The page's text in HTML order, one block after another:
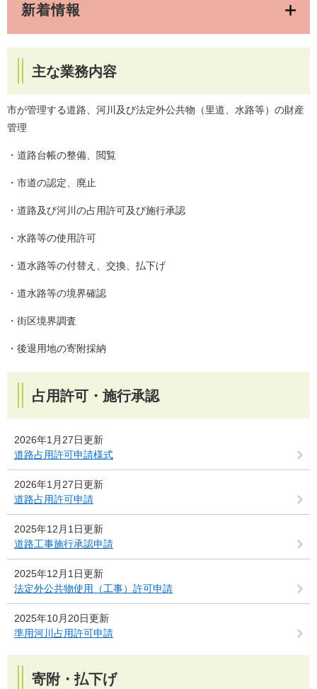
新着情報
主な業務内容
市が管理する道路、河川及び法定外公共物（里道、水路等）の財産
管理
・道路台帳の整備、閲覧
・市道の認定、廃止
・道路及び河川の占用許可及び施行承認
・水路等の使用許可
・道水路等の付替え、交換、払下げ
・道水路等の境界確認
・街区境界調査
・後退用地の寄附採納
占用許可・施行承認
2026年1月27日更新
道路占用許可申請様式
2026年1月27日更新
道路占用許可申請
2025年12月1日更新
道路工事施行承認申請
2025年12月1日更新
法定外公共物使用（工事）許可申請
2025年10月20日更新
準用河川占用許可申請
寄附・払下げ